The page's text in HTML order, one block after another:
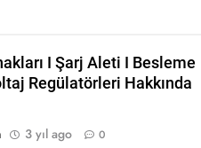
I Şarj Aleti I Besleme
Regülatörleri Hakkında
3 yıl ago 0